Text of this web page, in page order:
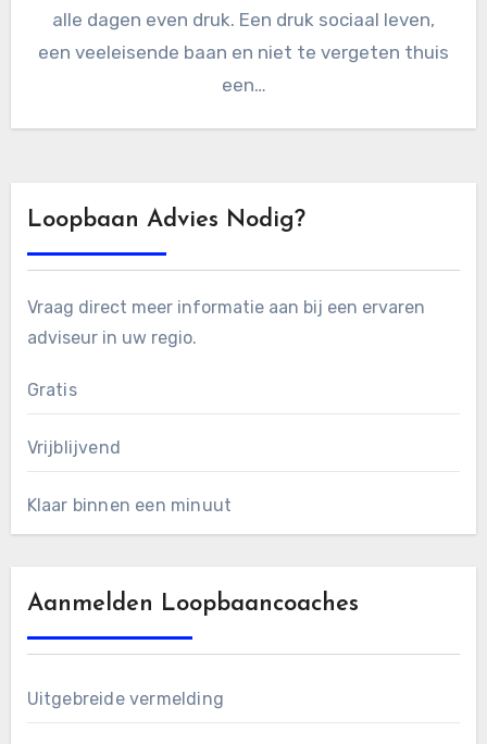
alle dagen even druk. Een druk sociaal leven,
een veeleisende baan en niet te vergeten thuis
een…
Loopbaan Advies Nodig?
Vraag direct meer informatie aan bij een ervaren
adviseur in uw regio.
Gratis
Vrijblijvend
Klaar binnen een minuut
Aanmelden Loopbaancoaches
Uitgebreide vermelding